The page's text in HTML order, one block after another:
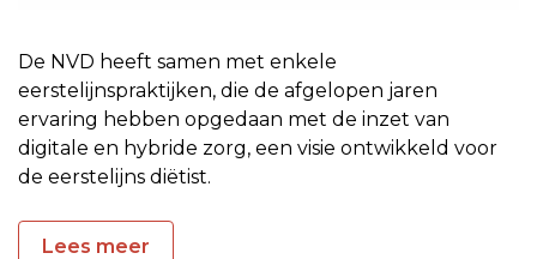
De NVD heeft samen met enkele
eerstelijnspraktijken, die de afgelopen jaren
ervaring hebben opgedaan met de inzet van
digitale en hybride zorg, een visie ontwikkeld voor
de eerstelijns diëtist.
Lees meer